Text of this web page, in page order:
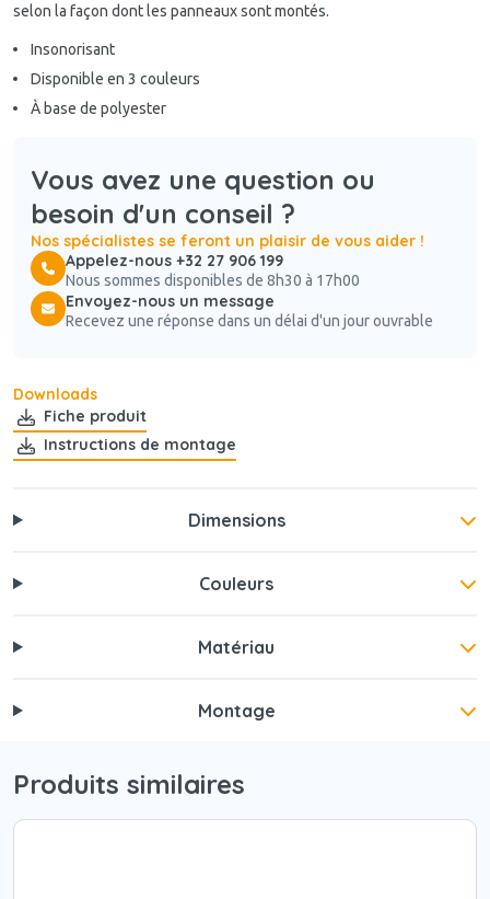
selon la façon dont les panneaux sont montés.
Insonorisant
Disponible en 3 couleurs
À base de polyester
Vous avez une question ou
besoin d'un conseil ?
Nos spécialistes se feront un plaisir de vous aider !
Appelez-nous +32 27 906 199
Nous sommes disponibles de 8h30 à 17h00
Envoyez-nous un message
Recevez une réponse dans un délai d'un jour ouvrable
Downloads
Fiche produit
Instructions de montage
Dimensions
Couleurs
Matériau
Montage
Produits similaires